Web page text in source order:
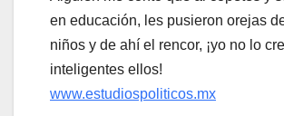
en educación, les pusieron orejas
niños y de ahí el rencor, ¡yo no lo
inteligentes ellos!
www.estudiospoliticos.mx